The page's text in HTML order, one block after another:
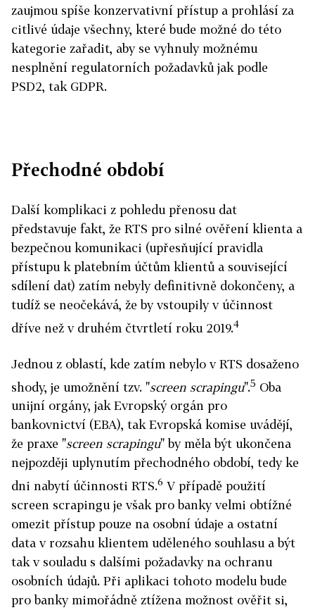
zaujmou spíše konzervativní přístup a prohlásí za
citlivé údaje všechny, které bude možné do této
kategorie zařadit, aby se vyhnuly možnému
nesplnění regulatorních požadavků jak podle
PSD2, tak GDPR.
Přechodné období
Další komplikaci z pohledu přenosu dat
představuje fakt, že RTS pro silné ověření klienta a
bezpečnou komunikaci (upřesňující pravidla
přístupu k platebním účtům klientů a související
sdílení dat) zatím nebyly definitivně dokončeny, a
tudíž se neočekává, že by vstoupily v účinnost
dříve než v druhém čtvrtletí roku 2019.4
Jednou z oblastí, kde zatím nebylo v RTS dosaženo
shody, je umožnění tzv. "screen scrapingu".5 Oba
unijní orgány, jak Evropský orgán pro
bankovnictví (EBA), tak Evropská komise uvádějí,
že praxe "screen scrapingu" by měla být ukončena
nejpozději uplynutím přechodného období, tedy ke
dni nabytí účinnosti RTS.6 V případě použití
screen scrapingu je však pro banky velmi obtížné
omezit přístup pouze na osobní údaje a ostatní
data v rozsahu klientem uděleného souhlasu a být
tak v souladu s dalšími požadavky na ochranu
osobních údajů. Při aplikaci tohoto modelu bude
pro banky mimořádně ztížena možnost ověřit si,